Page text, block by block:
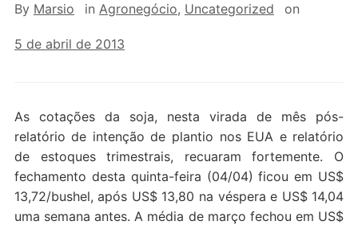
By Marsio in Agronegócio, Uncategorized on
5 de abril de 2013
As cotações da soja, nesta virada de mês pós-
relatório de intenção de plantio nos EUA e relatório
de estoques trimestrais, recuaram fortemente. O
fechamento desta quinta-feira (04/04) ficou em US$
13,72/bushel, após US$ 13,80 na véspera e US$ 14,04
uma semana antes. A média de março fechou em US$